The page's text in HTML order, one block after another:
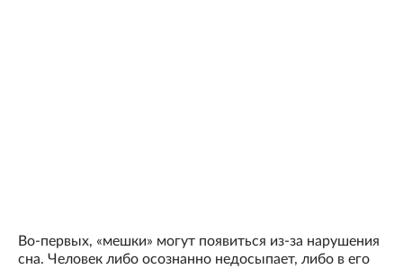
Во-первых, «мешки» могут появиться из-за нарушения
сна. Человек либо осознанно недосыпает, либо в его